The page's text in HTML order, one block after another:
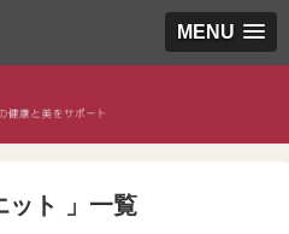
MENU
ット 」一覧